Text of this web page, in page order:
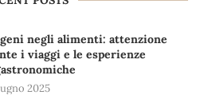
negli alimenti: attenzione
i viaggi e le esperienze
2025